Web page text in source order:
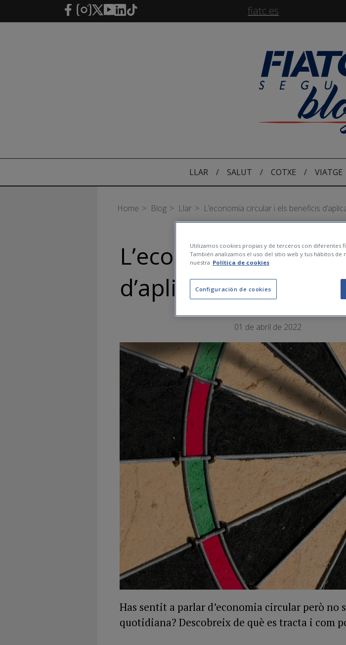
Salta al contingut principal fiatc.es
LLAR / SALUT / COTXE / VIATGE
Home Blog Llar L’economia circular i els beneficis
L’economia circular
d’aplicar-la en el dia
01 de abril de 2022
Has sentit a parlar d’economia circular però no
quotidiana? Descobreix de què es tracta i com
Utilizamos cookies propias y de terceros con diferentes
También analizamos el uso del sitio web y tus hábitos de
nuestra Política de cookies
Configuración de cookies